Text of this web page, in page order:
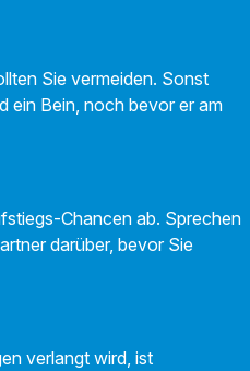
Sie vermeiden. Sonst
ein Bein, noch bevor er am
Chancen ab. Sprechen
darüber, bevor Sie
verlangt wird, ist